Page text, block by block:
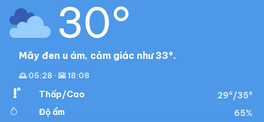
30°
Mây đen u ám, cảm giác như 33°.
🌅 05:28 · 🌇 18:08
Thấp/Cao
29°/35°
Độ ẩm
65%